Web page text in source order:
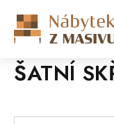
obsah
ŠATNÍ